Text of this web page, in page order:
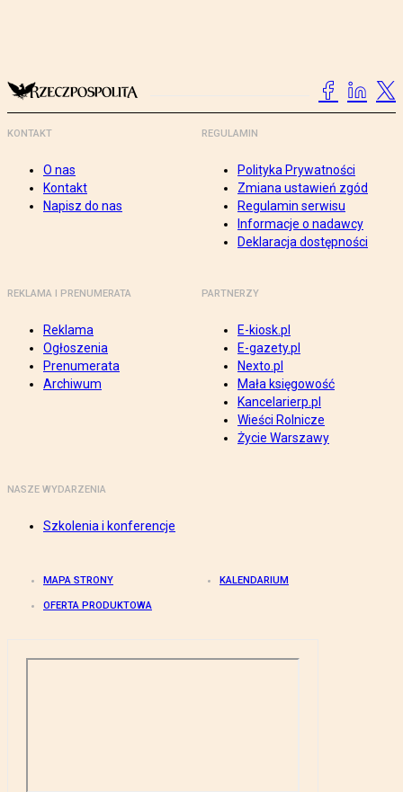
KONTAKT
O nas
Kontakt
Napisz do nas
REGULAMIN
Polityka Prywatności
Zmiana ustawień zgód
Regulamin serwisu
Informacje o nadawcy
Deklaracja dostępności
REKLAMA I PRENUMERATA
Reklama
Ogłoszenia
Prenumerata
Archiwum
PARTNERZY
E-kiosk.pl
E-gazety.pl
Nexto.pl
Mała księgowość
Kancelarierp.pl
Wieści Rolnicze
Życie Warszawy
NASZE WYDARZENIA
Szkolenia i konferencje
MAPA STRONY KALENDARIUM
OFERTA PRODUKTOWA